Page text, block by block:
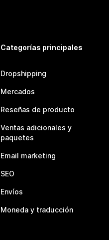
Categorías principales
Dropshipping
Mercados
Reseñas de producto
Ventas adicionales y
paquetes
Email marketing
SEO
Envíos
Moneda y traducción